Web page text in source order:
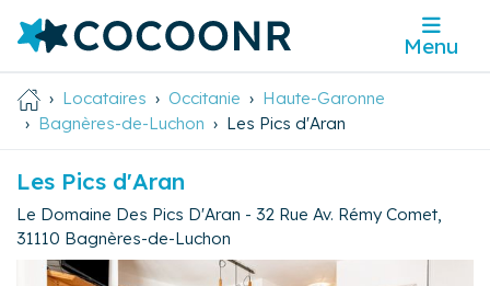
Menu
Locataires Occitanie
Haute-Garonne
Bagnères-de-Luchon
Les Pics d'Aran
Les Pics d'Aran
Le Domaine Des Pics D'Aran - 32 Rue Av. Rémy Comet
31110 Bagnères-de-Luchon